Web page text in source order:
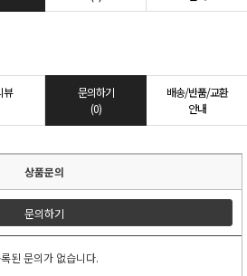
뷰
문의하기
(0)
배송/반품/교환
안내
상품문의
문의하기
된 문의가 없습니다.